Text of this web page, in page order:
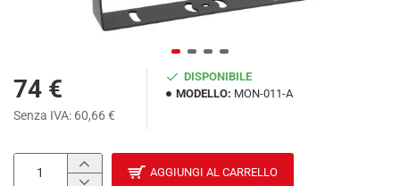
74 €
Senza IVA: 60,66 €
DISPONIBILE
MODELLO: MON-011-A
AGGIUNGI AL CARRELLO